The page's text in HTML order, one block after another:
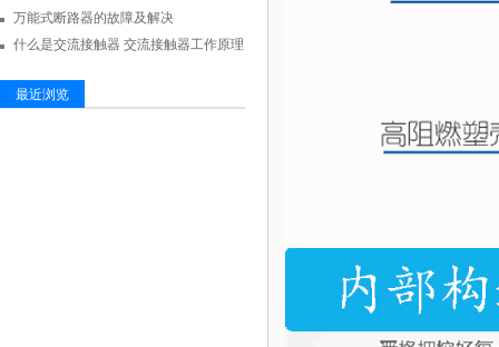
万能式断路器的故障及解决
什么是交流接触器 交流接触器工作原理
最近浏览